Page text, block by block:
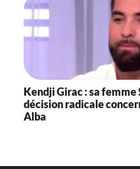
Kendji Girac : sa femme
décision radicale
Alba